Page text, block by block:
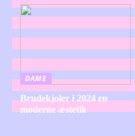
DAME
Brudekjoler i 2024 en
moderne æstetik